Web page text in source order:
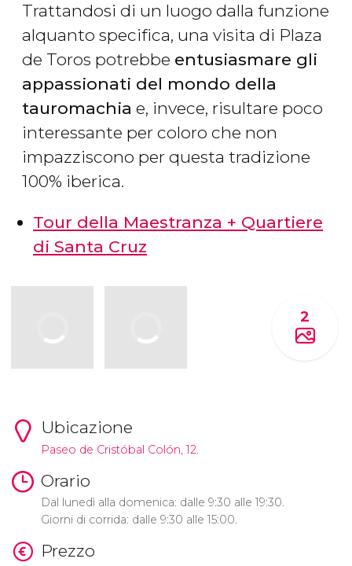
Trattandosi di un luogo dalla funzione
alquanto specifica, una visita di Plaza
de Toros potrebbe entusiasmare gli
appassionati del mondo della
tauromachia e, invece, risultare poco
interessante per coloro che non
impazziscono per questa tradizione
100% iberica.
Tour della Maestranza + Quartiere
di Santa Cruz
2
Ubicazione
Paseo de Cristóbal Colón, 12.
Orario
Dal lunedì alla domenica: dalle 9:30 alle 19:30.
Giorni di corrida: dalle 9:30 alle 15:00.
Prezzo